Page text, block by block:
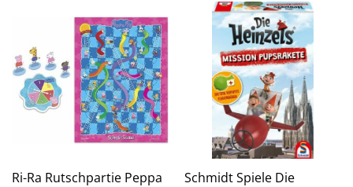
Ri-Ra Rutschpartie Peppa
Schmidt Spiele Die